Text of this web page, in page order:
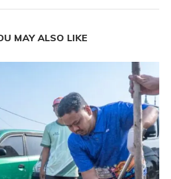
MAY ALSO LIKE